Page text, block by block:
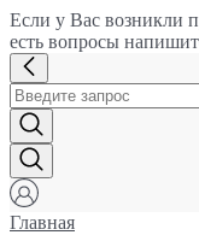
Если у Вас возникли
есть вопросы
Главная